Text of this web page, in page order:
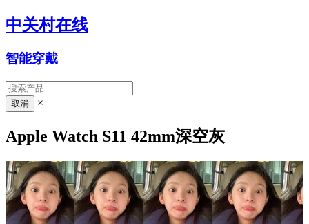
中关村在线
智能穿戴
×
Apple Watch S11 42mm深空灰